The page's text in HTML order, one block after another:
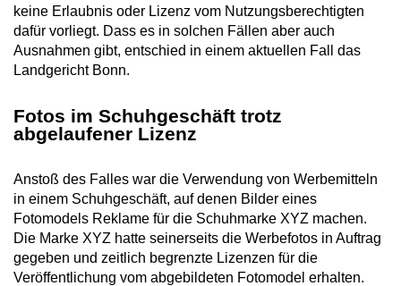
keine Erlaubnis oder Lizenz vom Nutzungsberechtigten
dafür vorliegt. Dass es in solchen Fällen aber auch
Ausnahmen gibt, entschied in einem aktuellen Fall das
Landgericht Bonn.
Fotos im Schuhgeschäft trotz
abgelaufener Lizenz
Anstoß des Falles war die Verwendung von Werbemitteln
in einem Schuhgeschäft, auf denen Bilder eines
Fotomodels Reklame für die Schuhmarke XYZ machen.
Die Marke XYZ hatte seinerseits die Werbefotos in Auftrag
gegeben und zeitlich begrenzte Lizenzen für die
Veröffentlichung vom abgebildeten Fotomodel erhalten.